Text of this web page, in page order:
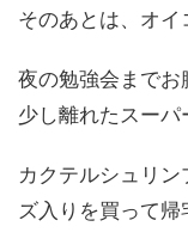
そのあとは、オイ
夜の勉強会まで
少し離れたスーパ
カクテルシュリ
ズ入りを買って帰